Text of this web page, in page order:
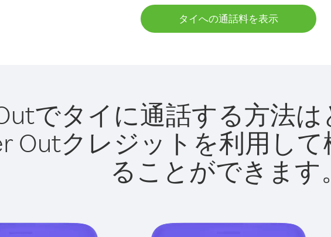
タイへの通話料を表示
でタイに通話する方法は
Outクレジットを利用し
ることができます。